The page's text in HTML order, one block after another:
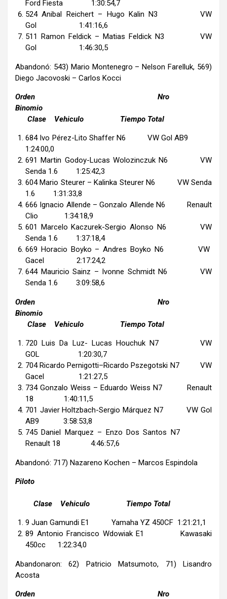
Ford Fiesta 1:30:54,7
524 Anibal Reichert – Hugo Kalin N3 VW
Gol 1:41:16,6
511 Ramon Feldick – Matias Feldick N3 VW
Gol 1:46:30,5
Abandonó: 543) Mario Montenegro – Nelson Farelluk, 569)
Diego Jacovoski – Carlos Kocci
Orden Nro
Binomio
Clase Vehiculo Tiempo Total
684 Ivo Pérez-Lito Shaffer N6 VW Gol AB9
1:24:00,0
691 Martin Godoy-Lucas Wolozinczuk N6 VW
Senda 1.6 1:25:42,3
604 Mario Steurer – Kalinka Steurer N6 VW Senda
1.6 1:31:33,8
666 Ignacio Allende – Gonzalo Allende N6 Renault
Clio 1:34:18,9
601 Marcelo Kaczurek-Sergio Alonso N6 VW
Senda 1.6 1:37:18,4
669 Horacio Boyko – Andres Boyko N6 VW
Gacel 2:17:24,2
644 Mauricio Sainz – Ivonne Schmidt N6 VW
Senda 1.6 3:09:58,6
Orden Nro
Binomio
Clase Vehiculo Tiempo Total
720 Luis Da Luz- Lucas Houchuk N7 VW
GOL 1:20:30,7
704 Ricardo Pernigotti–Ricardo Pszegotski N7 VW
Gacel 1:21:27,5
734 Gonzalo Weiss – Eduardo Weiss N7 Renault
18 1:40:11,5
701 Javier Holtzbach-Sergio Márquez N7 VW Gol
AB9 3:58:53,8
745 Daniel Marquez – Enzo Dos Santos N7
Renault 18 4:46:57,6
Abandonó: 717) Nazareno Kochen – Marcos Espindola
Piloto
Clase Vehiculo Tiempo Total
9 Juan Gamundi E1 Yamaha YZ 450CF 1:21:21,1
89 Antonio Francisco Wdowiak E1 Kawasaki
450cc 1:22:34,0
Abandonaron: 62) Patricio Matsumoto, 71) Lisandro
Acosta
Orden Nro